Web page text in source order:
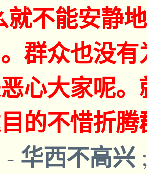
就不能安静
群众也没
心大家呢
的不惜折
- 华西不高兴